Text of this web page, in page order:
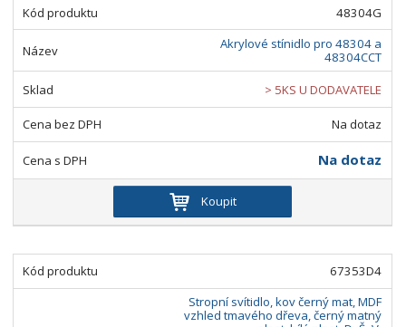
48304G
Akrylové stínidlo pro 48304 a
48304CCT
> 5KS U DODAVATELE
Na dotaz
Na dotaz
Koupit
67353D4
Stropní svítidlo, kov černý mat, MDF
vzhled tmavého dřeva, černý matný